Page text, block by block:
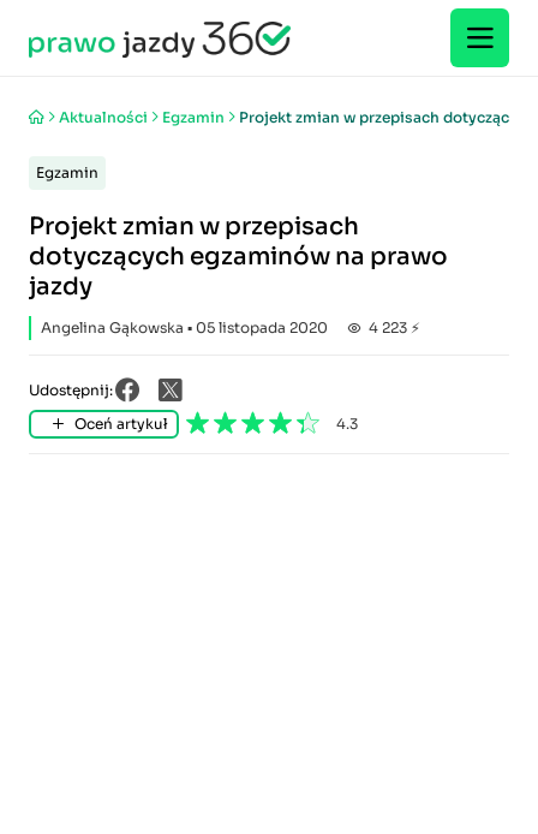
Aktualności Egzamin Projekt zmian w przepisach
Egzamin
Projekt zmian w przepisach
dotyczących egzaminów na prawo
jazdy
Angelina Gąkowska ▪ 05 listopada 2020 4 223 ⚡
Udostępnij:
Oceń artykuł
4.3